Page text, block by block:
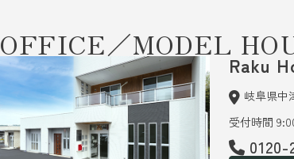
OFFICE／MODEL
Raku
岐阜県中
受付時間
0120-